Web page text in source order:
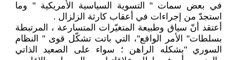
في بعض سمات " التسوية السياسية الأمريكية " وما
استجدّ من إجراءات في أعقاب كارثة الزلزال .
أعتقد أنّ سياق وطبيعة المتغيّرات المتسارعة ، المرتبطة
بسلطات" الأمر الواقع"، التي باتت تشكّل قوى " النظام
السوري "بشكله الراهن ؛ سواء على الصعيد الذاتي